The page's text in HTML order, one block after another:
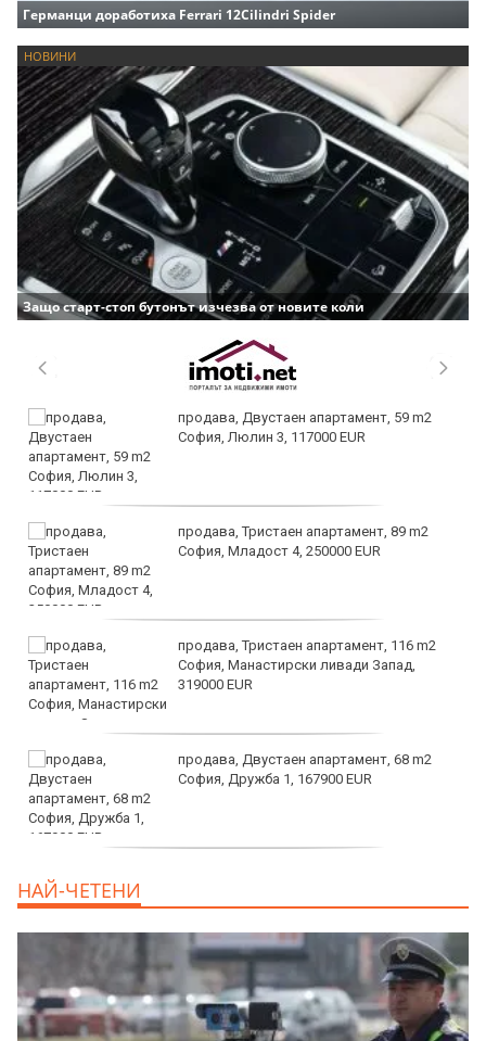
Германци доработиха Ferrari 12Cilindri Spider
НОВИНИ
Защо старт-стоп бутонът изчезва от новите коли
продава, Двустаен апартамент, 59 m2
София, Люлин 3, 117000 EUR
продава, Тристаен апартамент, 89 m2
София, Младост 4, 250000 EUR
продава, Тристаен апартамент, 116 m2
София, Манастирски ливади Запад,
319000 EUR
продава, Двустаен апартамент, 68 m2
София, Дружба 1, 167900 EUR
НАЙ-ЧЕТЕНИ